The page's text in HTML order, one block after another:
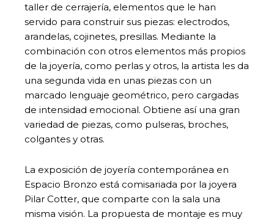
taller de cerrajería, elementos que le han
servido para construir sus piezas: electrodos,
arandelas, cojinetes, presillas. Mediante la
combinación con otros elementos más propios
de la joyería, como perlas y otros, la artista les da
una segunda vida en unas piezas con un
marcado lenguaje geométrico, pero cargadas
de intensidad emocional. Obtiene así una gran
variedad de piezas, como pulseras, broches,
colgantes y otras.
La exposición de joyería contemporánea en
Espacio Bronzo está comisariada por la joyera
Pilar Cotter, que comparte con la sala una
misma visión. La propuesta de montaje es muy